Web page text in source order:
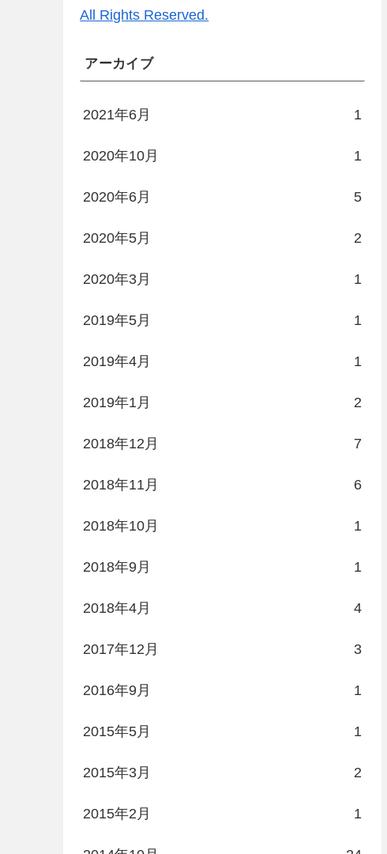
All Rights Reserved.
アーカイブ
2021年6月 1
2020年10月 1
2020年6月 5
2020年5月 2
2020年3月 1
2019年5月 1
2019年4月 1
2019年1月 2
2018年12月 7
2018年11月 6
2018年10月 1
2018年9月 1
2018年4月 4
2017年12月 3
2016年9月 1
2015年5月 1
2015年3月 2
2015年2月 1